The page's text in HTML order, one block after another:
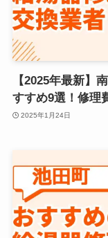
【2025年最新】
すすめ9選！修理
2025年1月24日